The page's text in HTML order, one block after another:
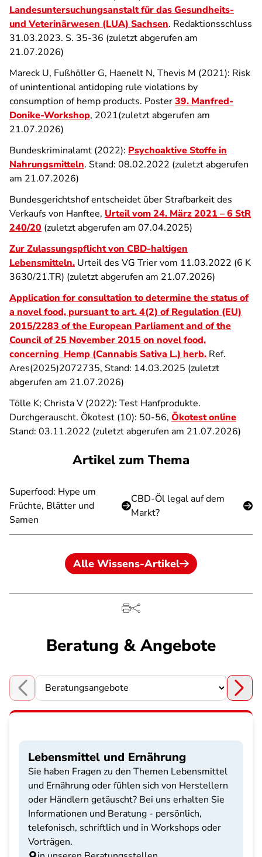
Landesuntersuchungsanstalt für das Gesundheits-
und Veterinärwesen (LUA) Sachsen. Redaktionsschluss
31.03.2023. S. 35-36 (zuletzt abgerufen am
21.07.2026)
Mareck U, Fußhöller G, Haenelt N, Thevis M (2021): Risk
of unintentional antidoping rule violations by
consumption of hemp products. Poster39. Manfred-
Donike-Workshop, 2021(zuletzt abgerufen am
21.07.2026)
Bundeskriminalamt (2022): Psychoaktive Stoffe in
Nahrungsmitteln. Stand: 08.02.2022 (zuletzt abgerufen
am 21.07.2026)
Bundesgerichtshof entscheidet über Strafbarkeit des
Verkaufs von Hanftee, Urteil vom 24. März 2021 – 6 StR
240/20 (zuletzt abgerufen am 07.04.2025)
Zur Zulassungspflicht von CBD-haltigen
Lebensmitteln. Urteil des VG Trier vom 11.03.2022 (6 K
3630/21.TR) (zuletzt abgerufen am 21.07.2026)
Application for consultation to determine the status of
a novel food, pursuant to art. 4(2) of Regulation (EU)
2015/2283 of the European Parliament and of the
Council of 25 November 2015 on novel food,
concerning Hemp (Cannabis Sativa L.) herb. Ref.
Ares(2025)2072735, Stand: 14.03.2025 (zuletzt
abgerufen am 21.07.2026)
Tölle K; Christa V (2022): Test Hanfprodukte.
Durchgerauscht. Ökotest (10): 50-56, Ökotest online
Stand: 03.11.2022 (zuletzt abgerufen am 21.07.2026)
Artikel zum Thema
Superfood: Hype um
Früchte, Blätter und
Samen
CBD-Öl legal auf dem
Markt?
Alle Wissens-Artikel
Beratung & Angebote
Choose a section
Lebensmittel und Ernährung
Sie haben Fragen zu den Themen Lebensmittel
und Ernährung oder fühlen sich von Herstellern
oder Händlern getäuscht? Bei uns erhalten Sie
Informationen und Beratung - persönlich,
telefonisch, schriftlich und in Workshops oder
Vorträgen.